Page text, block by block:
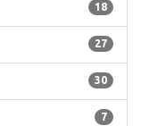
18
27
30
7